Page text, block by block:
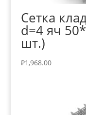
Сетка
d=4 яч
шт.)
₽1,968.00